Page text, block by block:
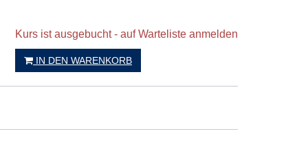
Kurs ist ausgebucht - auf Warteliste anmelden
IN DEN WARENKORB